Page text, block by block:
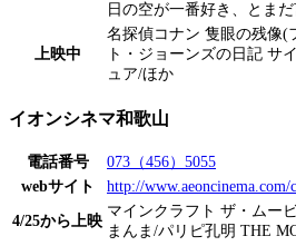
日の空が一番好き、とま
上映中
名探偵コナン 隻眼の残像(
ト・ジョーンズの日記 サ
ュア/ほか
イオンシネマ和歌山
電話番号
073（456）5055
webサイト
http://www.aeoncinema.com/
4/25から上映
マインクラフト ザ・ムー
まんま/パリピ孔明 THE